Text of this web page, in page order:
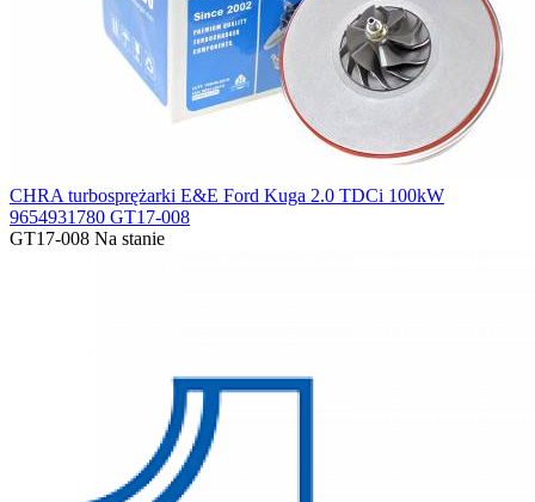
CHRA turbosprężarki E&E Ford Kuga 2.0 TDCi 100kW
9654931780 GT17-008
GT17-008 Na stanie